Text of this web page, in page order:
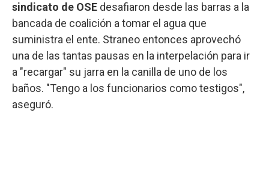
sindicato de OSE desafiaron desde las barras a la
bancada de coalición a tomar el agua que
suministra el ente. Straneo entonces aprovechó
una de las tantas pausas en la interpelación para ir
a "recargar" su jarra en la canilla de uno de los
baños. "Tengo a los funcionarios como testigos",
aseguró.